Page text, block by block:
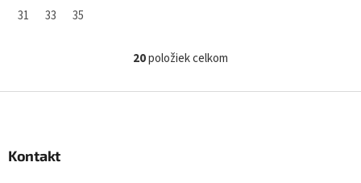
31 33 35
O
l
20položiek celkom
Kontakt